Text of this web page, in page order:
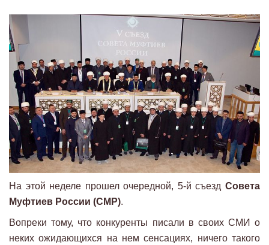
На этой неделе прошел очередной, 5-й съезд Совета
Муфтиев России (СМР).
Вопреки тому, что конкуренты писали в своих СМИ о
неких ожидающихся на нем сенсациях, ничего такого